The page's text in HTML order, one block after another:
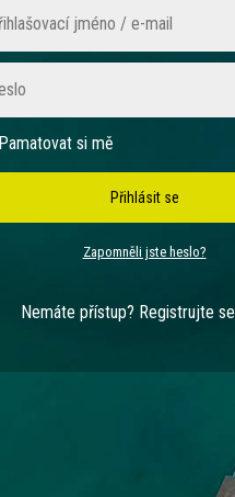
Pamatovat si mě
Přihlásit se
Zapomněli jste heslo?
Nemáte přístup? Registrujte se